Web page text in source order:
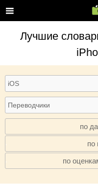
Лучшие
по
· по
· по